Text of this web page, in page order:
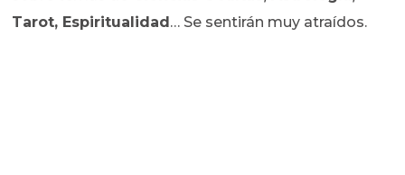
Tarot, Espiritualidad… Se sentirán muy atraídos.